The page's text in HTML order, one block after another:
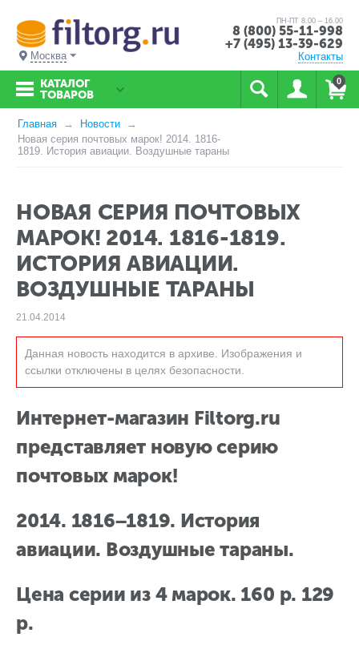
Москва
ПН-ПТ 8.00 – 16.00
8 (800) 55-11-998
+7 (495) 13-39-629
Контакты
0
КАТАЛОГ
ТОВАРОВ
Главная
Новости
Новая серия почтовых марок! 2014. 1816-
1819. История авиации. Воздушные тараны
НОВАЯ СЕРИЯ ПОЧТОВЫХ
МАРОК! 2014. 1816-1819.
ИСТОРИЯ АВИАЦИИ.
ВОЗДУШНЫЕ ТАРАНЫ
21.04.2014
Данная новость находится в архиве. Изображения и
ссылки отключены в целях безопасности.
Интернет-магазин Filtorg.ru
представляет новую серию
почтовых марок!
2014. 1816−1819. История
авиации. Воздушные тараны.
Цена серии из 4 марок. 160 р. 129
р.